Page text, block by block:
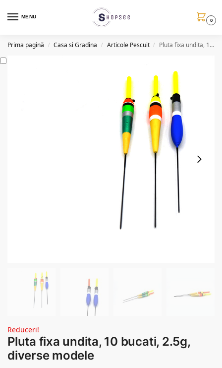
MENU
0
Prima pagină / Casa si Gradina / Articole Pescuit / Pluta fixa undita, 10 bucati, 2.5g, diverse modele
Reduceri!
Pluta fixa undita, 10 bucati, 2.5g,
diverse modele